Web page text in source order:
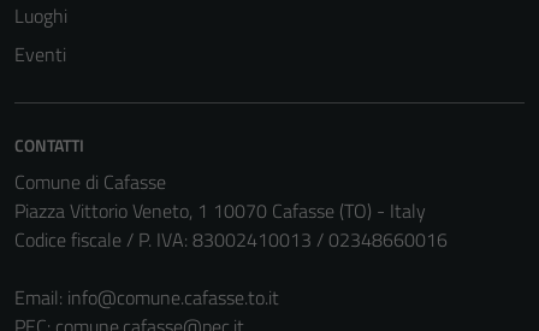
Luoghi
Eventi
CONTATTI
Comune di Cafasse
Piazza Vittorio Veneto, 1 10070 Cafasse (TO) - Italy
Codice fiscale / P. IVA: 83002410013 / 02348660016
Email: info@comune.cafasse.to.it